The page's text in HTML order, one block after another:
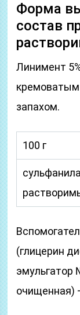
Форма
состав
Линимент
кремоватым
запахом.
100 г
(глицерин
эмульгатор
очищенная)